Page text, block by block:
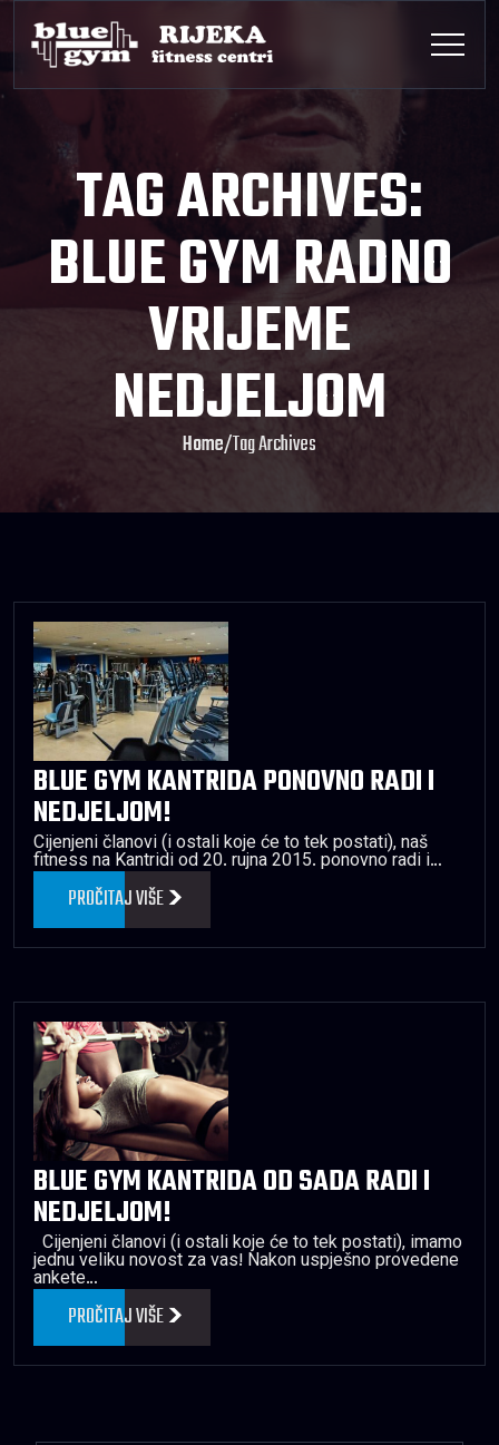
TAG ARCHIVES:
BLUE GYM RADNO
VRIJEME
NEDJELJOM
Home/Tag Archives
BLUE GYM KANTRIDA PONOVNO RADI I
NEDJELJOM!
Cijenjeni članovi (i ostali koje će to tek postati), naš
fitness na Kantridi od 20. rujna 2015. ponovno radi i…
PROČITAJ VIŠE
BLUE GYM KANTRIDA OD SADA RADI I
NEDJELJOM!
Cijenjeni članovi (i ostali koje će to tek postati), imamo
jednu veliku novost za vas! Nakon uspješno provedene
ankete…
PROČITAJ VIŠE